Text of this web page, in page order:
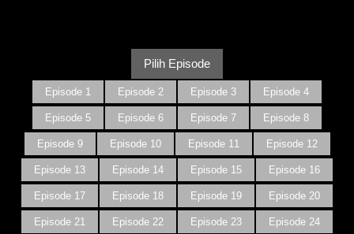
Pilih Episode
Episode 1 Episode 2 Episode 3 Episode 4
Episode 5 Episode 6 Episode 7 Episode 8
Episode 9 Episode 10 Episode 11 Episode 12
Episode 13 Episode 14 Episode 15 Episode 16
Episode 17 Episode 18 Episode 19 Episode 20
Episode 21 Episode 22 Episode 23 Episode 24